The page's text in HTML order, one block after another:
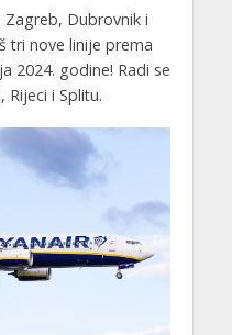
Zagreb, Dubrovnik i
tri nove linije prema
2024. godine! Radi se
Rijeci i Splitu.